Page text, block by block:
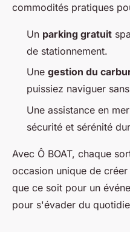
commodités pratiques
Un parking gratuit
de stationnement.
Une gestion du
puissiez naviguer
Une assistance en
sécurité et sérénité
Avec Ô BOAT, chaque
occasion unique de
que ce soit pour un
pour s'évader du